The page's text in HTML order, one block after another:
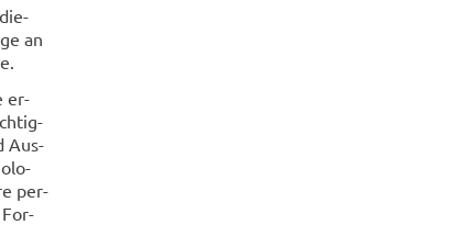
an
er­
Aus­
per­
For­